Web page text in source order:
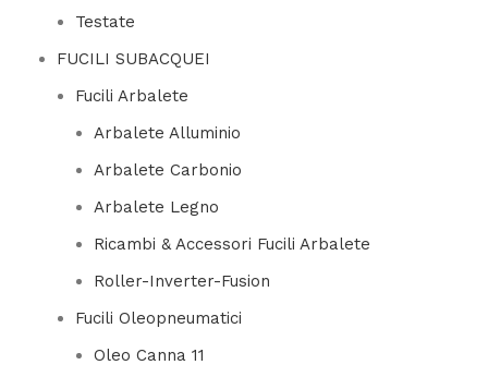
Testate
FUCILI SUBACQUEI
Fucili Arbalete
Arbalete Alluminio
Arbalete Carbonio
Arbalete Legno
Ricambi & Accessori Fucili Arbalete
Roller-Inverter-Fusion
Fucili Oleopneumatici
Oleo Canna 11